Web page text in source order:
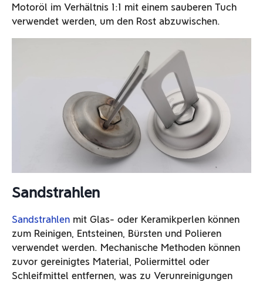
Motoröl im Verhältnis 1:1 mit einem sauberen Tuch
verwendet werden, um den Rost abzuwischen.
Sandstrahlen
Sandstrahlen mit Glas- oder Keramikperlen können
zum Reinigen, Entsteinen, Bürsten und Polieren
verwendet werden. Mechanische Methoden können
zuvor gereinigtes Material, Poliermittel oder
Schleifmittel entfernen, was zu Verunreinigungen